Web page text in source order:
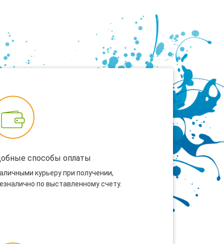
способы оплаты
курьеру при получении,
по выставленному счету.